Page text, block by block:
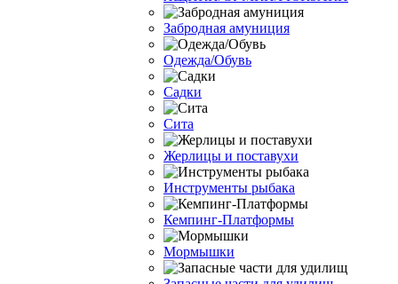
Забродная амуниция
Одежда/Обувь
Садки
Сита
Жерлицы и поставухи
Инструменты рыбака
Кемпинг-Платформы
Мормышки